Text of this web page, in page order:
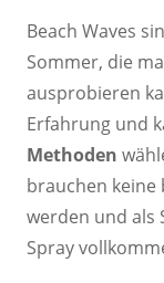
Beach Waves
Sommer, die
ausprobieren
Erfahrung und
Methoden
brauchen keine
werden und als
Spray